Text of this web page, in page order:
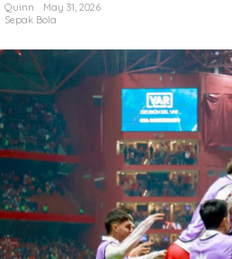
Quinn
May 31, 2026
Sepak Bola